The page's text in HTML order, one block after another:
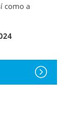
como a